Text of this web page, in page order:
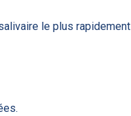
le plus rapidement